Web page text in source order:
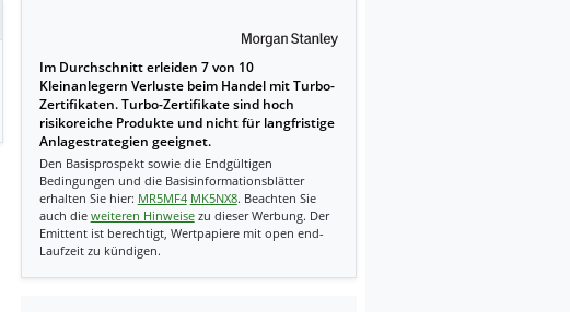
Im Durchschnitt erleiden 7 von 10
Kleinanlegern Verluste beim Handel mit Turbo-
Zertifikaten. Turbo-Zertifikate sind hoch
risikoreiche Produkte und nicht für langfristige
Anlagestrategien geeignet.
Den Basisprospekt sowie die Endgültigen
Bedingungen und die Basisinformationsblätter
erhalten Sie hier: MR5MF4 MK5NX8. Beachten Sie
auch die weiteren Hinweisezu dieser Werbung. Der
Emittent ist berechtigt, Wertpapiere mit open end-
Laufzeit zu kündigen.